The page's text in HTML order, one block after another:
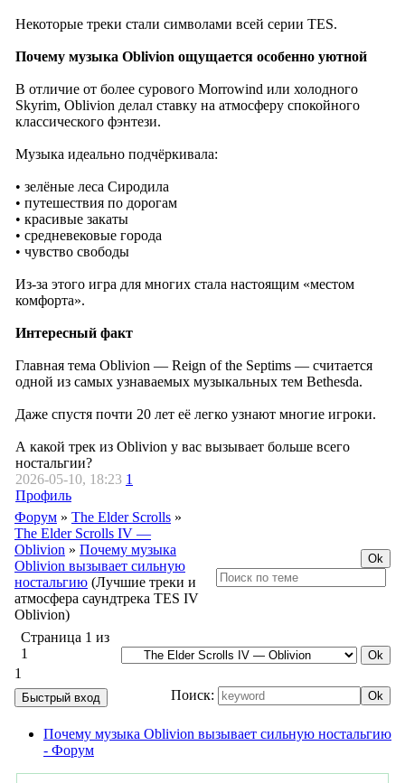
Некоторые треки стали символами всей серии TES.
Почему музыка Oblivion ощущается особенно уютной
В отличие от более сурового Morrowind или холодного
Skyrim, Oblivion делал ставку на атмосферу спокойного
классического фэнтези.
Музыка идеально подчёркивала:
• зелёные леса Сиродила
• путешествия по дорогам
• красивые закаты
• средневековые города
• чувство свободы
Из-за этого игра для многих стала настоящим «местом
комфорта».
Интересный факт
Главная тема Oblivion — Reign of the Septims — считается
одной из самых узнаваемых музыкальных тем Bethesda.
Даже спустя почти 20 лет её легко узнают многие игроки.
А какой трек из Oblivion у вас вызывает больше всего
ностальгии?
2026-05-10, 18:23 1
Профиль
Форум » The Elder Scrolls »
The Elder Scrolls IV —
Oblivion » Почему музыка
Oblivion вызывает сильную
ностальгию (Лучшие треки и
атмосфера саундтрека TES IV
Oblivion)
Страница 1 из
1
1
Поиск:
Почему музыка Oblivion вызывает сильную ностальгию
- Форум